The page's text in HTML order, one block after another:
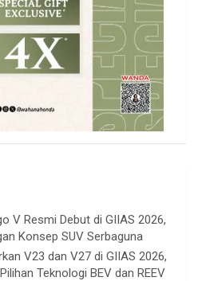
V Resmi Debut di GIIAS 2026,
Konsep SUV Serbaguna
V23 dan V27 di GIIAS 2026,
Teknologi BEV dan REEV